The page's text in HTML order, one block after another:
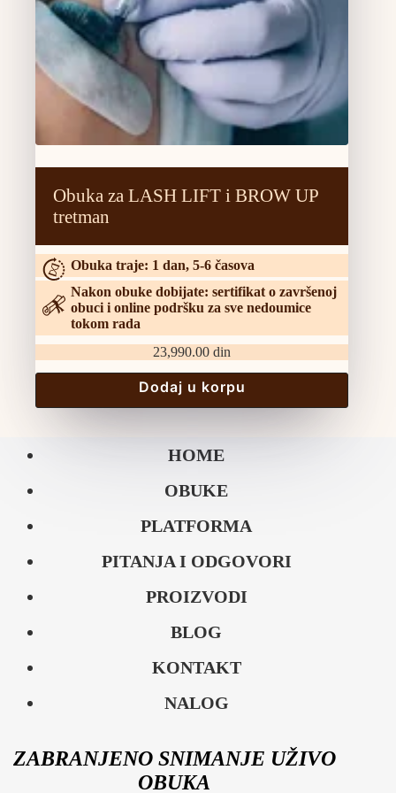
Obuka za LASH LIFT i BROW UP
tretman
Obuka traje: 1 dan, 5-6 časova
Nakon obuke dobijate: sertifikat o završenoj
obuci i online podršku za sve nedoumice
tokom rada
23,990.00din
Dodaj u korpu
HOME
OBUKE
PLATFORMA
PITANJA I ODGOVORI
PROIZVODI
BLOG
KONTAKT
NALOG
ZABRANJENO SNIMANJE UŽIVO
OBUKA